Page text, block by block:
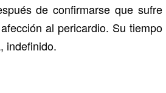
de confirmarse que sufre
al pericardio. Su tiempo
indefinido.